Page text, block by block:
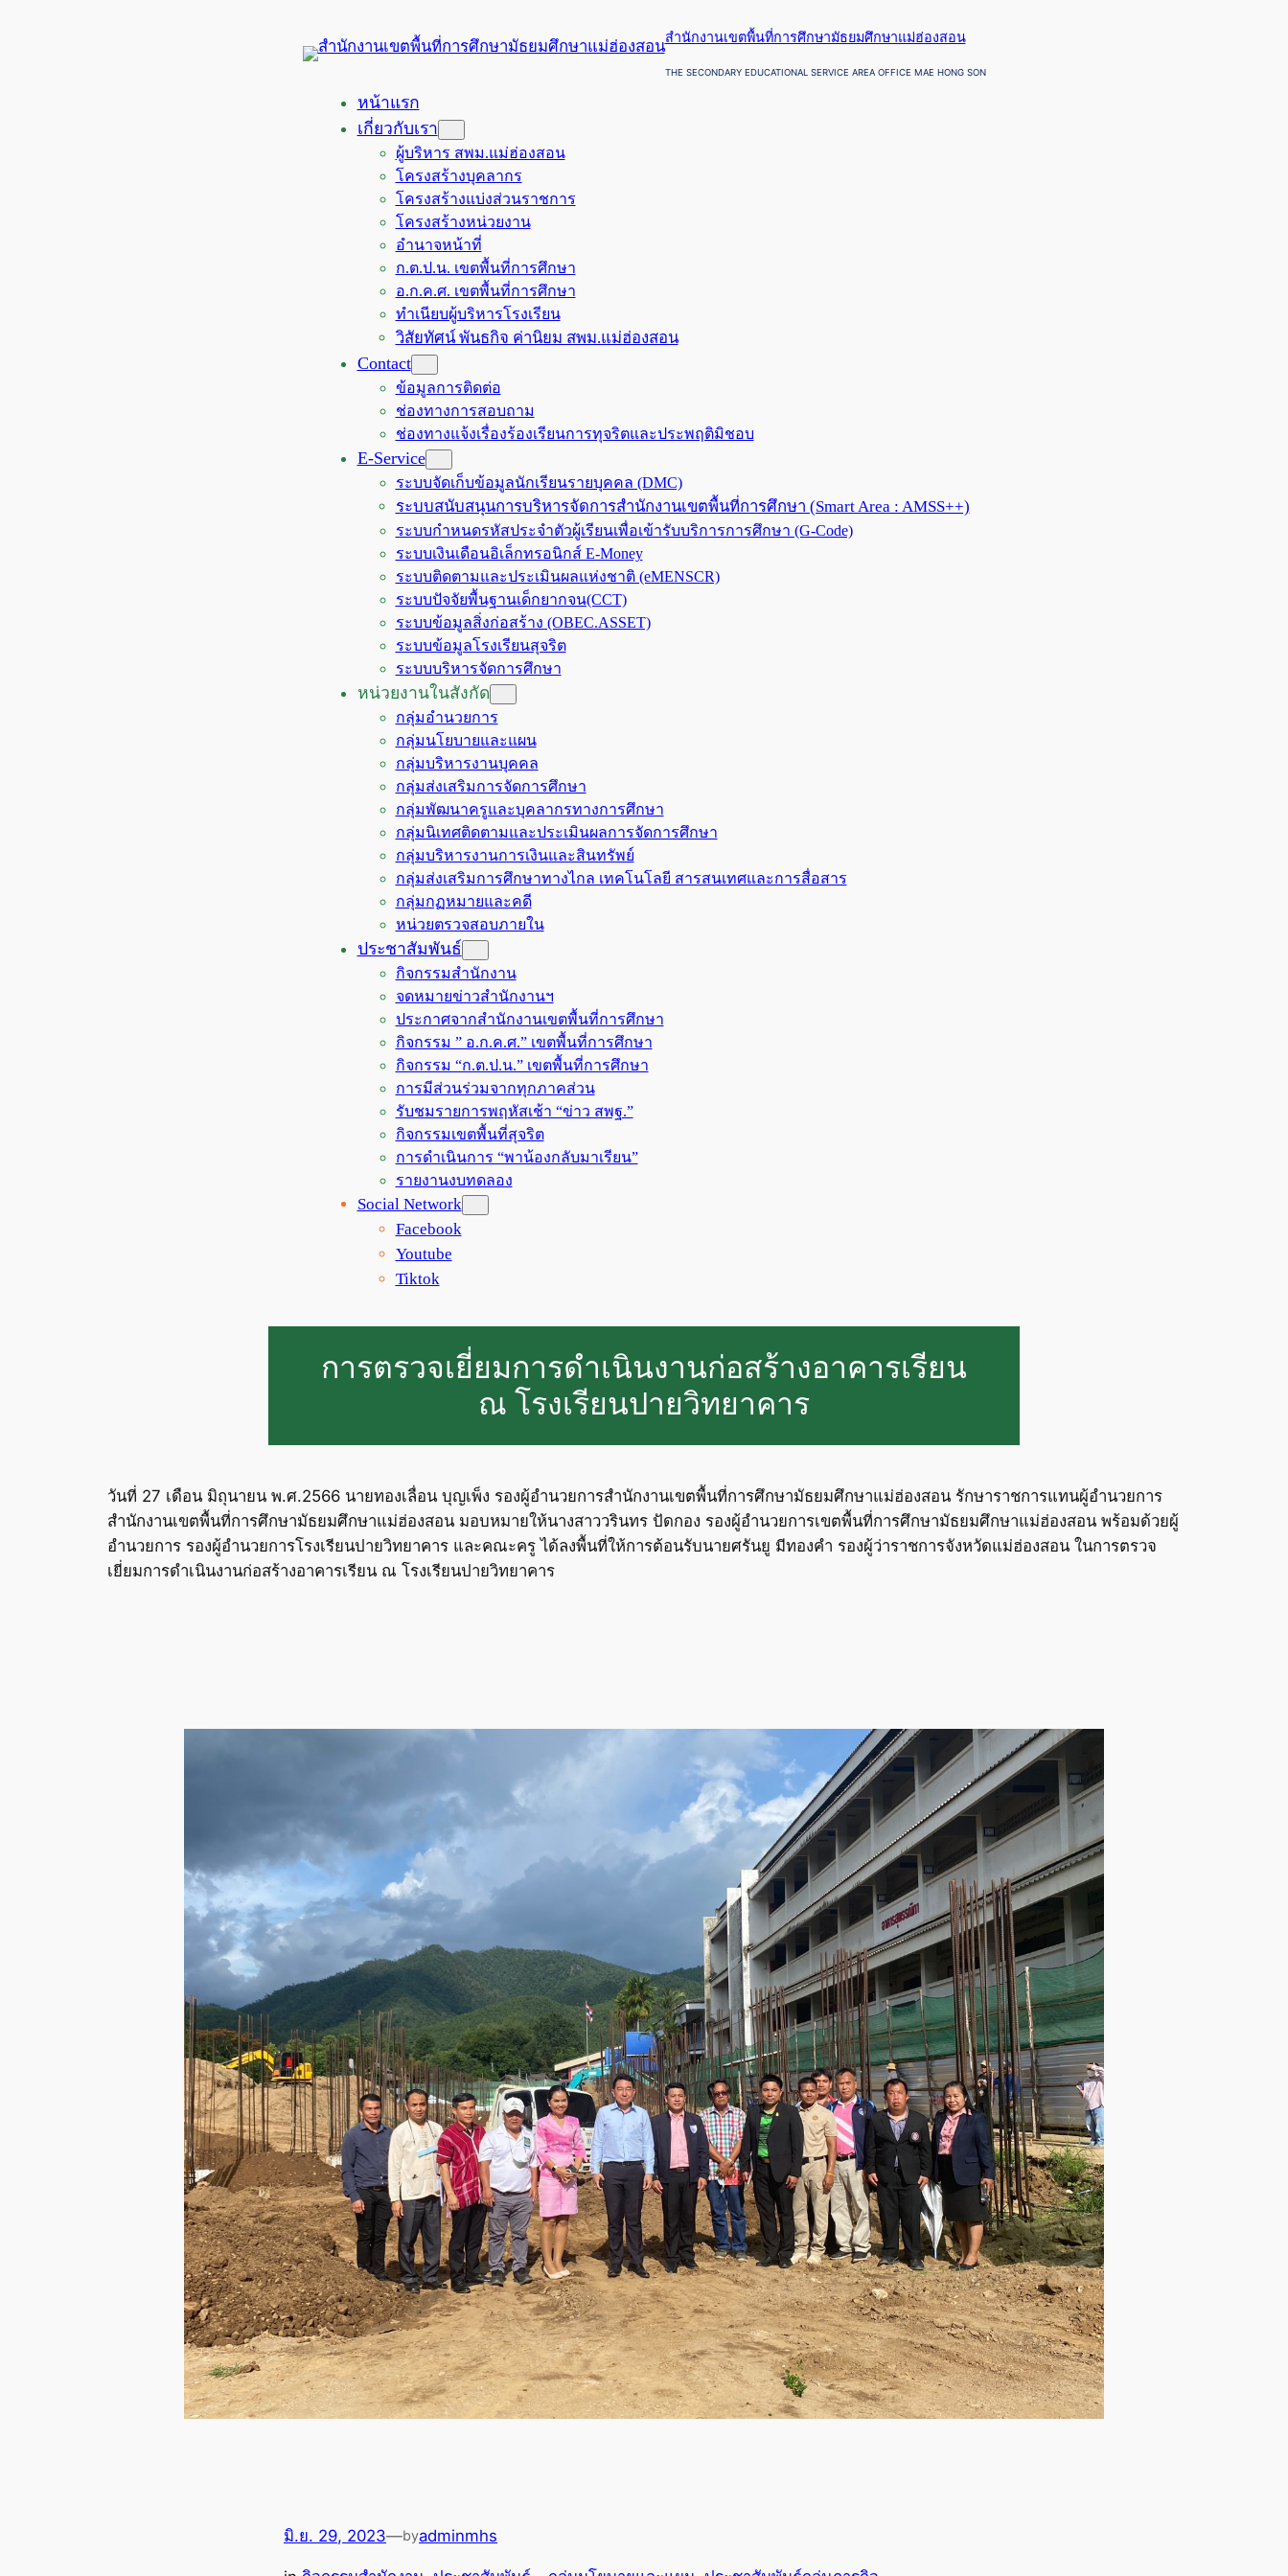
สำนักงานเขตพื้นที่การศึกษามัธยมศึกษาแม่ฮ่องสอน
THE SECONDARY EDUCATIONAL SERVICE AREA OFFICE MAE HONG SON
หน้าแรก
เกี่ยวกับเรา
ผู้บริหาร สพม.แม่ฮ่องสอน
โครงสร้างบุคลากร
โครงสร้างแบ่งส่วนราชการ
โครงสร้างหน่วยงาน
อำนาจหน้าที่
ก.ต.ป.น. เขตพื้นที่การศึกษา
อ.ก.ค.ศ. เขตพื้นที่การศึกษา
ทำเนียบผู้บริหารโรงเรียน
วิสัยทัศน์ พันธกิจ ค่านิยม สพม.แม่ฮ่องสอน
Contact
ข้อมูลการติดต่อ
ช่องทางการสอบถาม
ช่องทางแจ้งเรื่องร้องเรียนการทุจริตและประพฤติมิชอบ
E-Service
ระบบจัดเก็บข้อมูลนักเรียนรายบุคคล (DMC)
ระบบสนับสนุนการบริหารจัดการสำนักงานเขตพื้นที่การศึกษา (Smart Area : AMSS++)
ระบบกำหนดรหัสประจำตัวผู้เรียนเพื่อเข้ารับบริการการศึกษา (G-Code)
ระบบเงินเดือนอิเล็กทรอนิกส์ E-Money
ระบบติดตามและประเมินผลแห่งชาติ (eMENSCR)
ระบบปัจจัยพื้นฐานเด็กยากจน(CCT)
ระบบข้อมูลสิ่งก่อสร้าง (OBEC.ASSET)
ระบบข้อมูลโรงเรียนสุจริต
ระบบบริหารจัดการศึกษา
หน่วยงานในสังกัด
กลุ่มอำนวยการ
กลุ่มนโยบายและแผน
กลุ่มบริหารงานบุคคล
กลุ่มส่งเสริมการจัดการศึกษา
กลุ่มพัฒนาครูและบุคลากรทางการศึกษา
กลุ่มนิเทศติดตามและประเมินผลการจัดการศึกษา
กลุ่มบริหารงานการเงินและสินทรัพย์
กลุ่มส่งเสริมการศึกษาทางไกล เทคโนโลยี สารสนเทศและการสื่อสาร
กลุ่มกฏหมายและคดี
หน่วยตรวจสอบภายใน
ประชาสัมพันธ์
กิจกรรมสำนักงาน
จดหมายข่าวสำนักงานฯ
ประกาศจากสำนักงานเขตพื้นที่การศึกษา
กิจกรรม ” อ.ก.ค.ศ.” เขตพื้นที่การศึกษา
กิจกรรม “ก.ต.ป.น.” เขตพื้นที่การศึกษา
การมีส่วนร่วมจากทุกภาคส่วน
รับชมรายการพฤหัสเช้า “ข่าว สพฐ.”
กิจกรรมเขตพื้นที่สุจริต
การดำเนินการ “พาน้องกลับมาเรียน”
รายงานงบทดลอง
Social Network
Facebook
Youtube
Tiktok
การตรวจเยี่ยมการดำเนินงานก่อสร้างอาคารเรียน
ณ โรงเรียนปายวิทยาคาร
วันที่ 27 เดือน มิถุนายน พ.ศ.2566 นายทองเลื่อน บุญเพ็ง รองผู้อำนวยการสำนักงานเขตพื้นที่การศึกษามัธยมศึกษาแม่ฮ่องสอน รักษาราชการแทนผู้อำนวยการ
สำนักงานเขตพื้นที่การศึกษามัธยมศึกษาแม่ฮ่องสอน มอบหมายให้นางสาววรินทร ปัดกอง รองผู้อำนวยการเขตพื้นที่การศึกษามัธยมศึกษาแม่ฮ่องสอน พร้อมด้วยผู้
อำนวยการ รองผู้อำนวยการโรงเรียนปายวิทยาคาร และคณะครู ได้ลงพื้นที่ให้การต้อนรับนายศรันยู มีทองคำ รองผู้ว่าราชการจังหวัดแม่ฮ่องสอน ในการตรวจ
เยี่ยมการดำเนินงานก่อสร้างอาคารเรียน ณ โรงเรียนปายวิทยาคาร
มิ.ย. 29, 2023—byadminmhs